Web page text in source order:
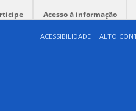
Acesso à informação
ACESSIBILIDADE ALTO